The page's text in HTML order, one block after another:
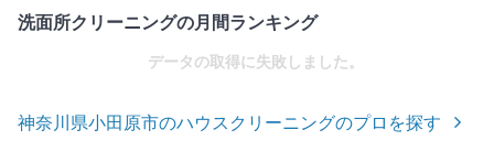
洗面所クリーニングの月間ランキング
データの取得に失敗しました。
神奈川県小田原市のハウスクリーニングのプロを探す